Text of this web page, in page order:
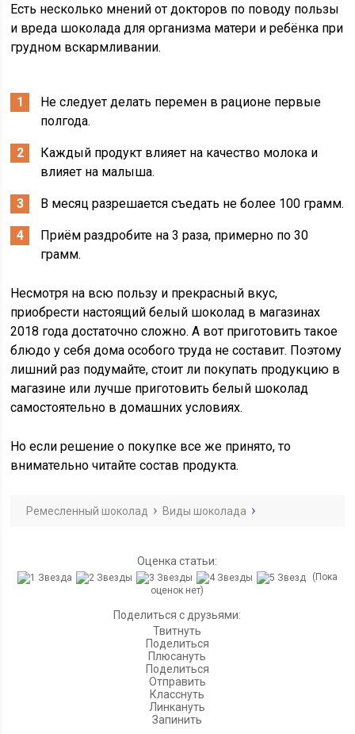
Есть несколько мнений от докторов по поводу пользы
и вреда шоколада для организма матери и ребёнка при
грудном вскармливании.
Не следует делать перемен в рационе первые
полгода.
Каждый продукт влияет на качество молока и
влияет на малыша.
В месяц разрешается съедать не более 100 грамм.
Приём раздробите на 3 раза, примерно по 30
грамм.
Несмотря на всю пользу и прекрасный вкус,
приобрести настоящий белый шоколад в магазинах
2018 года достаточно сложно. А вот приготовить такое
блюдо у себя дома особого труда не составит. Поэтому
лишний раз подумайте, стоит ли покупать продукцию в
магазине или лучше приготовить белый шоколад
самостоятельно в домашних условиях.
Но если решение о покупке все же принято, то
внимательно читайте состав продукта.
Ремесленный шоколад Виды шоколада
Оценка статьи:
(Пока
оценок нет)
Поделиться с друзьями:
Твитнуть
Поделиться
Плюсануть
Поделиться
Отправить
Класснуть
Линкануть
Запинить